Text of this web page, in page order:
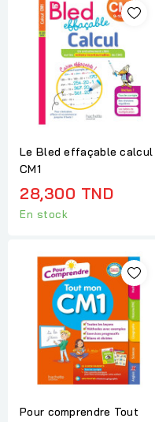
Le Bled effaçable calcul
CM1
28,300 TND
En stock
Pour comprendre Tout